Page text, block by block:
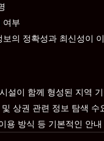
여부
의 정확성과 최신성이
설이 함께 형성된 지역
상권 관련 정보 탐색 수
용 방식 등 기본적인 안